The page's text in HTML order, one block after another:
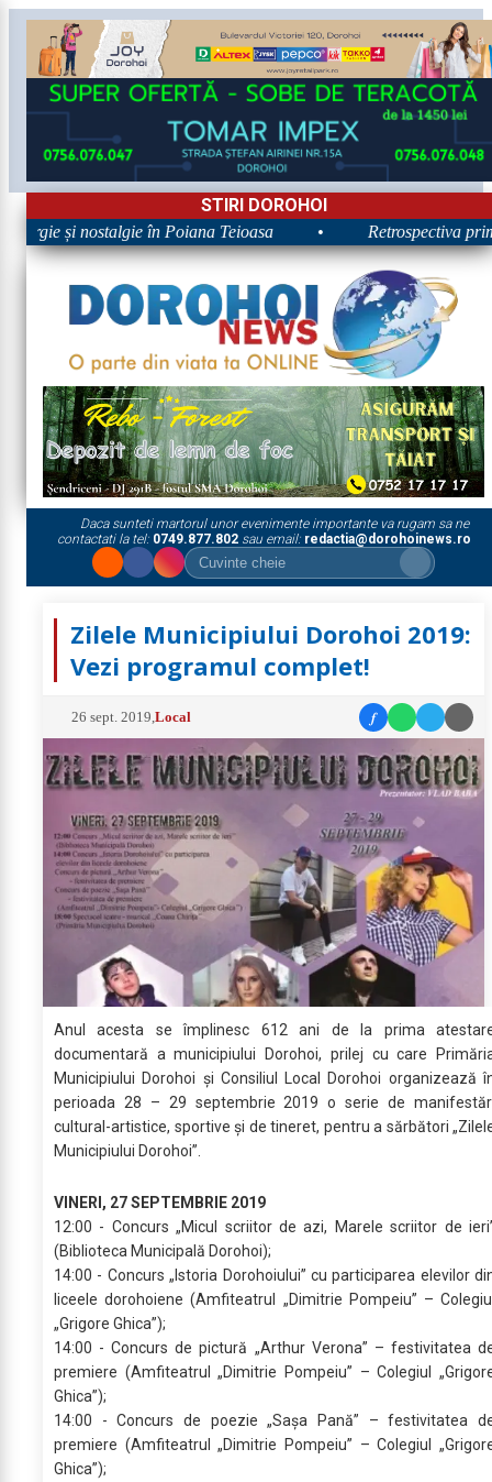
STIRI DOROHOI
și nostalgie în Poiana Teioasa Retrospectiva
Daca sunteti martorul unor evenimente importante va rugam sa ne
contactati la tel: 0749.877.802sau email: redactia@dorohoinews.ro
Zilele Municipiului Dorohoi 2019:
Vezi programul complet!
26 sept. 2019 ,Local f
Anul acesta se împlinesc 612 ani de la prima
documentară a municipiului Dorohoi, prilej cu care
Municipiului Dorohoi și Consiliul Local Dorohoi organizează
perioada 28 – 29 septembrie 2019 o serie de
cultural-artistice, sportive și de tineret, pentru a sărbători
Municipiului Dorohoi”.
VINERI, 27 SEPTEMBRIE 2019
12:00 - Concurs „Micul scriitor de azi, Marele scriitor de
(Biblioteca Municipală Dorohoi);
14:00 - Concurs „Istoria Dorohoiului” cu participarea elevilor
liceele dorohoiene (Amfiteatrul „Dimitrie Pompeiu” –
„Grigore Ghica”);
14:00 - Concurs de pictură „Arthur Verona” – festivitatea
premiere (Amfiteatrul „Dimitrie Pompeiu” – Colegiul
Ghica”);
14:00 - Concurs de poezie „Sașa Pană” – festivitatea
premiere (Amfiteatrul „Dimitrie Pompeiu” – Colegiul
Ghica”);